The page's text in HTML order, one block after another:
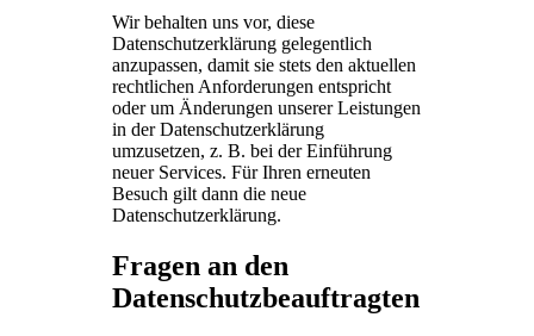
Wir behalten uns vor, diese
Datenschutzerklärung gelegentlich
anzupassen, damit sie stets den aktuellen
rechtlichen Anforderungen entspricht
oder um Änderungen unserer Leistungen
in der Datenschutzerklärung
umzusetzen, z. B. bei der Einführung
neuer Services. Für Ihren erneuten
Besuch gilt dann die neue
Datenschutzerklärung.
Fragen an den
Datenschutzbeauftragten